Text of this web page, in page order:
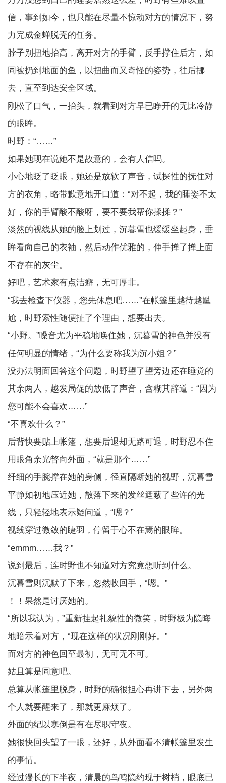
信，事到如今，也只能在尽量不惊动对方的情况下，努
力完成金蝉脱壳的任务。
脖子别扭地抬高，离开对方的手臂，反手撑住后方，如
同被扔到地面的鱼，以扭曲而又奇怪的姿势，往后挪
去，直至到达安全区域。
刚松了口气，一抬头，就看到对方早已睁开的无比冷静
的眼眸。
时野：“……”
如果她现在说她不是故意的，会有人信吗。
小心地眨了眨眼，她还是放软了声音，试探性的抚住对
方的衣角，略带歉意地开口道：“对不起，我的睡姿不太
好，你的手臂酸不酸呀，要不要我帮你揉揉？”
淡然的视线从她的脸上划过，沉暮雪也缓缓坐起身，垂
眸看向自己的衣袖，然后动作优雅的，伸手掸了掸上面
不存在的灰尘。
好吧，艺术家有点洁癖，无可厚非。
“我去检查下仪器，您先休息吧……”在帐篷里越待越尴
尬，时野索性随便扯了个理由，想要出去。
“小野。”嗓音尤为平稳地唤住她，沉暮雪的神色并没有
任何明显的情绪，“为什么要称我为沉小姐？”
没办法明面回答这个问题，时野望了望旁边还在睡觉的
其余两人，越发局促的放低了声音，含糊其辞道：“因为
您可能不会喜欢……”
“不喜欢什么？”
后背快要贴上帐篷，想要后退却无路可退，时野忍不住
用眼角余光瞥向外面，“就是那个……”
纤细的手腕撑在她的身侧，径直隔断她的视野，沉暮雪
平静如初地压近她，散落下来的发丝遮蔽了些许的光
线，只轻轻地表示疑问道，“嗯？”
视线穿过微敛的睫羽，停留于心不在焉的眼眸。
“emmm……我？”
说到最后，连时野也不知道对方究竟想听到什么。
沉暮雪则沉默了下来，忽然收回手，“嗯。”
！！果然是讨厌她的。
“所以我认为，”重新挂起礼貌性的微笑，时野极为隐晦
地暗示着对方，“现在这样的状况刚刚好。”
而对方的神色回至最初，无可无不可。
姑且算是同意吧。
总算从帐篷里脱身，时野的确很担心再讲下去，另外两
个人就要醒来了，那就更麻烦了。
外面的纪以寒倒是有在尽职守夜。
她很快回头望了一眼，还好，从外面看不清帐篷里发生
的事情。
经过漫长的下半夜，清晨的鸟鸣隐约现于树梢，眼底已